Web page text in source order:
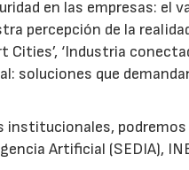
en las empresas:
percepción de la
Cities’, ‘Industria
soluciones que
institucionales,
Artificial (SEDIA),